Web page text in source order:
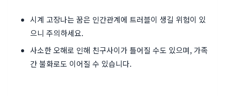
시계 고장나는 꿈은 인간관계에 트러블이 생길 위험이 있
으니 주의하세요.
사소한 오해로 인해 친구사이가 틀어질 수도 있으며, 가족
간 불화로도 이어질 수 있습니다.